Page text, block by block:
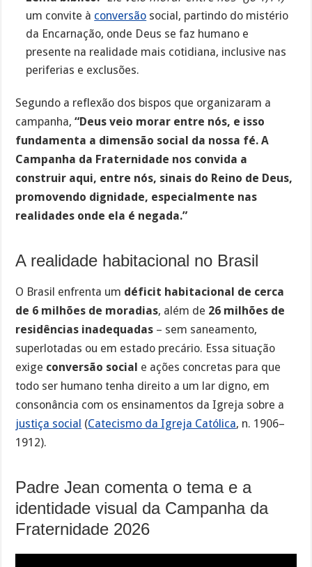
um convite à conversão social, partindo do mistério
da Encarnação, onde Deus se faz humano e
presente na realidade mais cotidiana, inclusive nas
periferias e exclusões.
Segundo a reflexão dos bispos que organizaram a
campanha,“Deus veio morar entre nós, e isso
fundamenta a dimensão social da nossa fé. A
Campanha da Fraternidade nos convida a
construir aqui, entre nós, sinais do Reino de Deus,
promovendo dignidade, especialmente nas
realidades onde ela é negada.”
A realidade habitacional no Brasil
O Brasil enfrenta um déficit habitacional de cerca
de 6 milhões de moradias, além de 26 milhões de
residências inadequadas – sem saneamento,
superlotadas ou em estado precário. Essa situação
exige conversão social e ações concretas para que
todo ser humano tenha direito a um lar digno, em
consonância com os ensinamentos da Igreja sobre a
justiça social (Catecismo da Igreja Católica, n. 1906–
1912).
Padre Jean comenta o tema e a
identidade visual da Campanha da
Fraternidade 2026